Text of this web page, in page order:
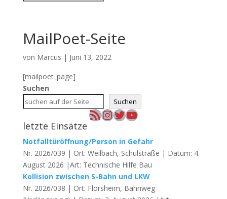
MailPoet-Seite
von Marcus | Juni 13, 2022
[mailpoet_page]
Suchen
Suchen
RSS-FeedInstagram
Twitter
YouTube
letzte Einsätze
Notfalltüröffnung/Person in Gefahr
Nr. 2026/039 | Ort: Weilbach, Schulstraße | Datum: 4.
August 2026 |Art: Technische Hilfe Bau
Kollision zwischen S-Bahn und LKW
Nr. 2026/038 | Ort: Flörsheim, Bahnweg